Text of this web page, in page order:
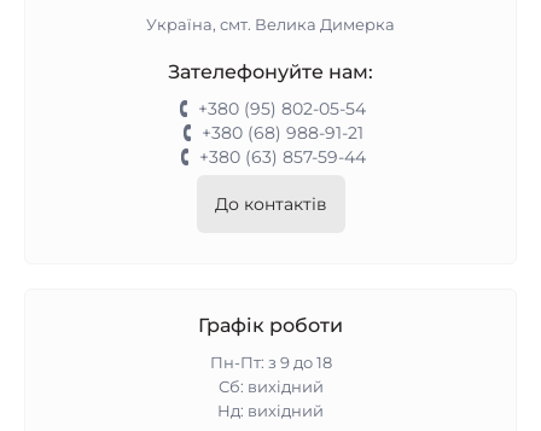
Україна, смт. Велика Димерка
Зателефонуйте нам:
+380 (95) 802-05-54
+380 (68) 988-91-21
+380 (63) 857-59-44
До контактів
Графік роботи
Пн-Пт: з 9 до 18
Сб: вихідний
Нд: вихідний